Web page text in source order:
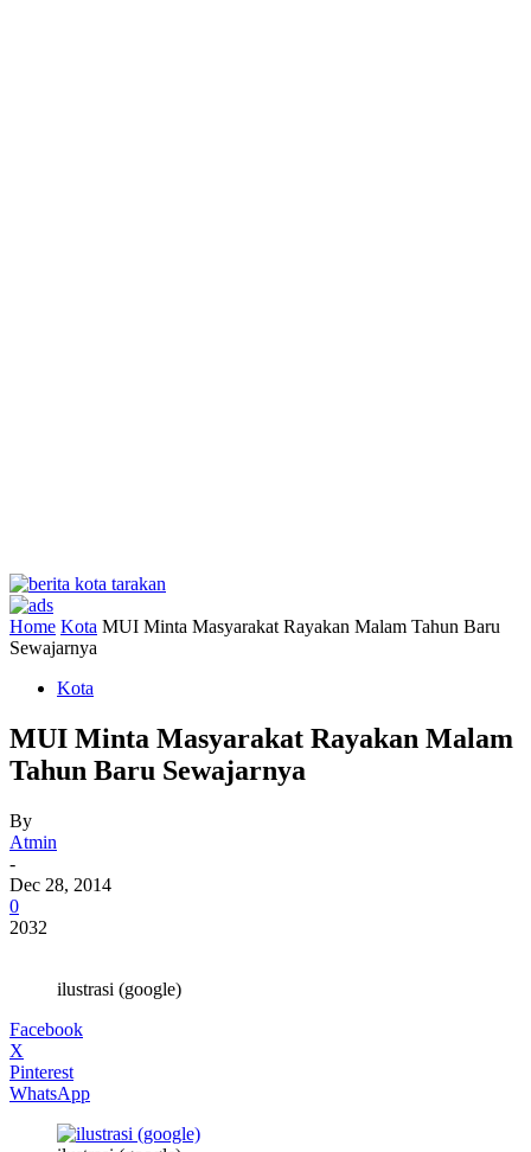
Home Kota MUI Minta Masyarakat Rayakan Malam Tahun Baru
Sewajarnya
Kota
MUI Minta Masyarakat Rayakan Malam
Tahun Baru Sewajarnya
By
Atmin
-
Dec 28, 2014
0
2032
ilustrasi (google)
Facebook
X
Pinterest
WhatsApp